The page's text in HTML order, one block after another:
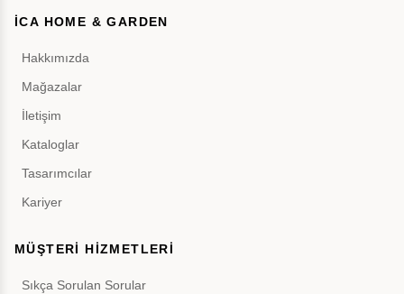
İCA HOME & GARDEN
Hakkımızda
Mağazalar
İletişim
Kataloglar
Tasarımcılar
Kariyer
MÜŞTERİ HİZMETLERİ
Sıkça Sorulan Sorular